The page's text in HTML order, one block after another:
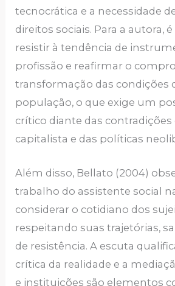
tecnocrática e a necessidade
direitos sociais. Para a autora,
resistir à tendência de
profissão e reafirmar o
transformação das condições
população, o que exige um
crítico diante das contradições
capitalista e das políticas
Além disso, Bellato (2004)
trabalho do assistente social
considerar o cotidiano dos
respeitando suas trajetórias,
de resistência. A escuta
crítica da realidade e a
e instituições são elementos